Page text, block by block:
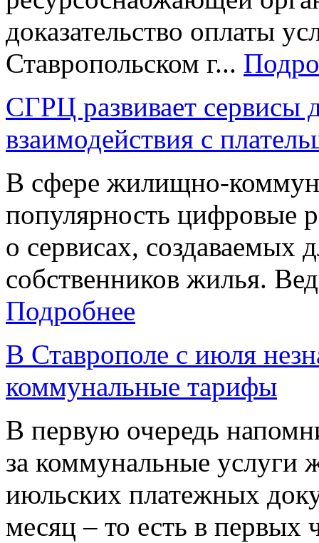
доказательство оплаты
Ставропольском г...
СГРЦ развивает сервисы
взаимодействия с
В сфере жилищно-
популярность цифровые
о сервисах, создаваемых
собственников жилья.
Подробнее
В Ставрополе с июля
коммунальные тарифы
В первую очередь
за коммунальные услуги
июльских платежных
месяц – то есть в первых